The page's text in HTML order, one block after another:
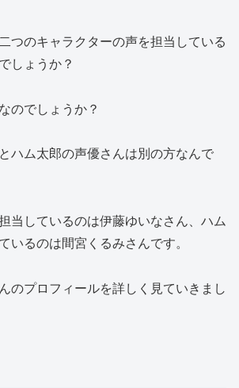
つのキャラクターの声を担当している
しょうか？
のでしょうか？
ハム太郎の声優さんは別の方なんで
当しているのは伊藤ゆいなさん、ハム
いるのは間宮くるみさんです。
のプロフィールを詳しく見ていきまし